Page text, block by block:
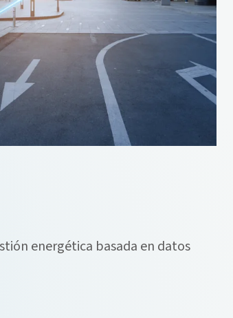
energética basada en datos